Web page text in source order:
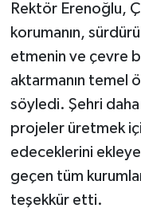
Rektör Erenoğlu,
korumanın,
etmenin ve çevre
aktarmanın temel
söyledi. Şehri
projeler üretmek
edeceklerini
geçen tüm
teşekkür etti.